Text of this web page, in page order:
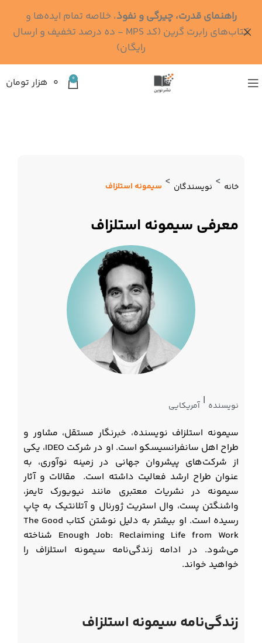
0 ۰ هزار تومان
خانه > نویسندگان > سیمونه استلزاف
معرفی سیمونه استلزاف
نویسنده | آمریکایی
سیمونه استلزاف نویسنده، خبرنگار مستقل، مشاور و
طراح اهل سانفرانسیسکو است. او در شرکت IDEO، یکی
از شرکت‌های پیشروان جهانی در زمینه نوآوری، به
عنوان طراح ارشد فعالیت داشته است. مقالات و آثار
سیمونه در نشریات معتبری مانند نیویورک تایمز،
واشنگتن پست، وال استریت ژورنال و آتلانتیک به چاپ
رسیده است. او بیشتر به دلیل نوشتن کتاب The Good
Enough Job: Reclaiming Life from Work شناخته
می‌شود. در ادامه زندگی‌نامه سیمونه استلزاف را
خواهید خواند.
زندگی‌نامه سیمونه استلزاف
راهنمای قدرت، چیرگی و نفوذ، خلاصه تمام ایده‌ها و
کتاب‌های رابرت گرین (کد MPS - ده درصد تخفیف و ارسال
رایگان)